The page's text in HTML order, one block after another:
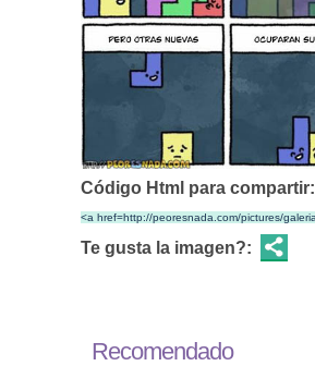
Código Html para compartir:
Te gusta la imagen?:
Recomendado